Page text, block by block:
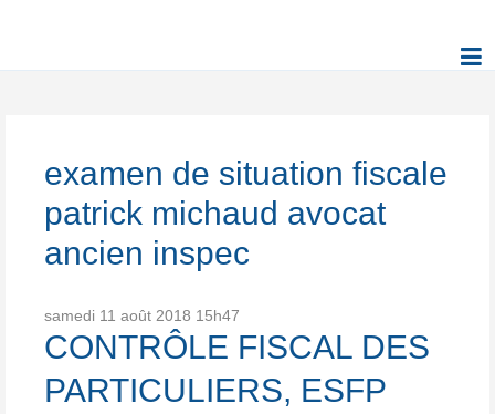
examen de situation fiscale
patrick michaud avocat
ancien inspec
samedi 11 août 2018 15h47
CONTRÔLE FISCAL DES
PARTICULIERS, ESFP